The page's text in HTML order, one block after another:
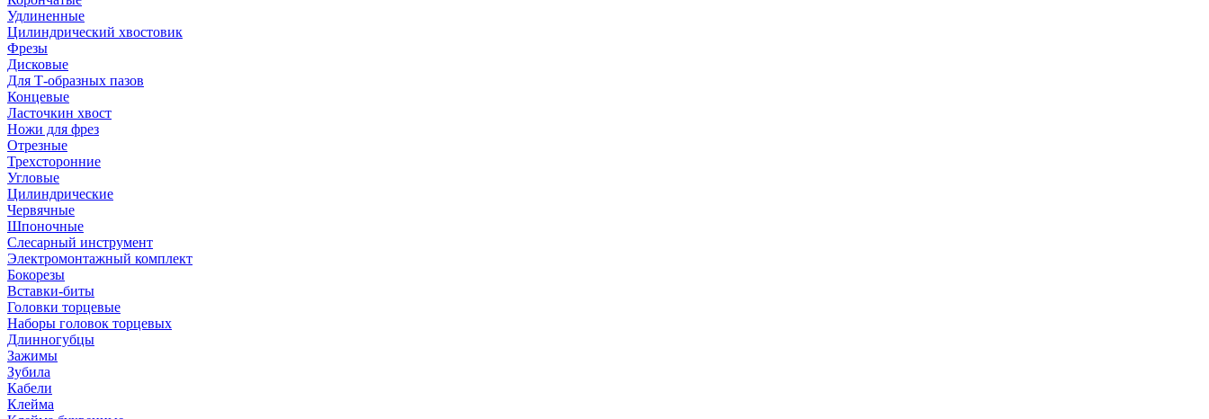
Удлиненные
Цилиндрический хвостовик
Фрезы
Дисковые
Для Т-образных пазов
Концевые
Ласточкин хвост
Ножи для фрез
Отрезные
Трехсторонние
Угловые
Цилиндрические
Червячные
Шпоночные
Слесарный инструмент
Электромонтажный комплект
Бокорезы
Вставки-биты
Головки торцевые
Наборы головок торцевых
Длинногубцы
Зажимы
Зубила
Кабели
Клейма